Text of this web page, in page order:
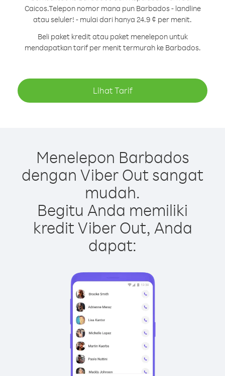
Caicos.Telepon nomor mana pun Barbados - landline
atau seluler! - mulai dari hanya 24.9 ¢ per menit.
Beli paket kredit atau paket menelepon untuk
mendapatkan tarif per menit termurah ke Barbados.
Lihat Tarif
Menelepon Barbados
dengan Viber Out sangat
mudah.
Begitu Anda memiliki
kredit Viber Out, Anda
dapat: